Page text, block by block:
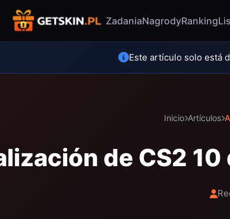
ZadaniaNagrodyRanking
Este artículo solo está
Inicio Artículos
de CS2